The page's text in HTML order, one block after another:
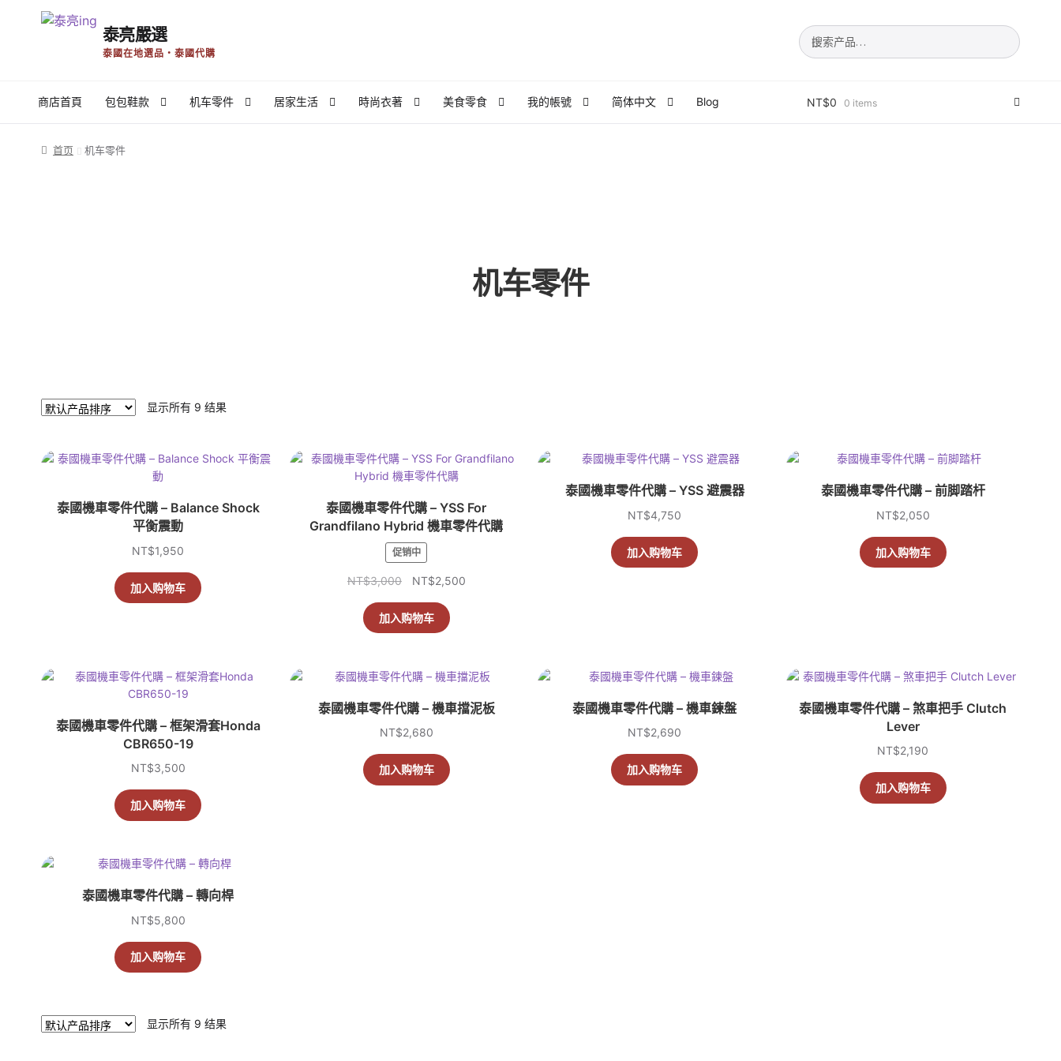
navigation
content
泰亮嚴選
泰國在地選品・泰國代購
搜
索：
搜
索
商店首頁 包包鞋款 机车零件 居家生活 時尚衣著 美食零食 我的帳號 简体中文 Blog
首页Register Register
NT$0 0 items
首页 机车零件
机车零件
显示所有 9 结果
泰國機車零件代購 – Balance Shock
平衡震動
NT$1,950
加入购物车
泰國機車零件代購 – YSS For
Grandfilano Hybrid 機車零件代購
促销中
NT$3,000
原
为：
NT$3,000。
NT$2,500当
加入购物车
泰國機車零件代購 – YSS 避震器
NT$4,750
加入购物车
泰國機車零件代購 – 前脚踏杆
NT$2,050
加入购物车
泰國機車零件代購 – 框架滑套Honda
CBR650-19
NT$3,500
加入购物车
泰國機車零件代購 – 機車擋泥板
NT$2,680
加入购物车
泰國機車零件代購 – 機車鍊盤
NT$2,690
加入购物车
泰國機車零件代購 – 煞車把手 Clutch
Lever
NT$2,190
加入购物车
泰國機車零件代購 – 轉向桿
NT$5,800
加入购物车
显示所有 9 结果